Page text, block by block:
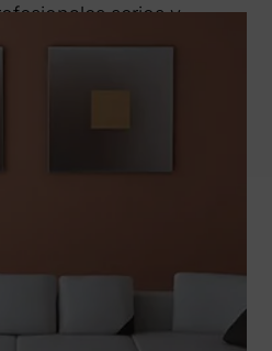
serios y